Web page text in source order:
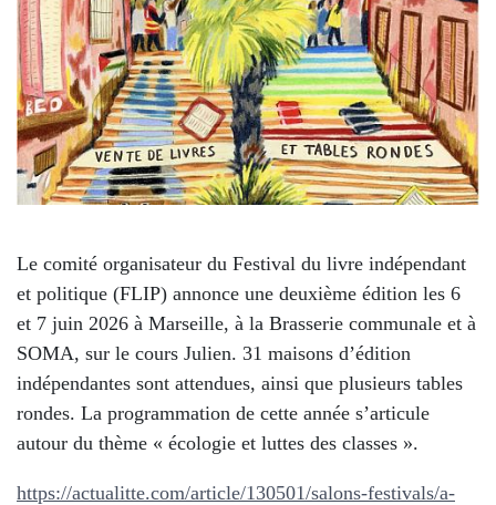
Le comité organisateur du Festival du livre indépendant
et politique (FLIP) annonce une deuxième édition les 6
et 7 juin 2026 à Marseille, à la Brasserie communale et à
SOMA, sur le cours Julien. 31 maisons d’édition
indépendantes sont attendues, ainsi que plusieurs tables
rondes. La programmation de cette année s’articule
autour du thème « écologie et luttes des classes ».
https://actualitte.com/article/130501/salons-festivals/a-